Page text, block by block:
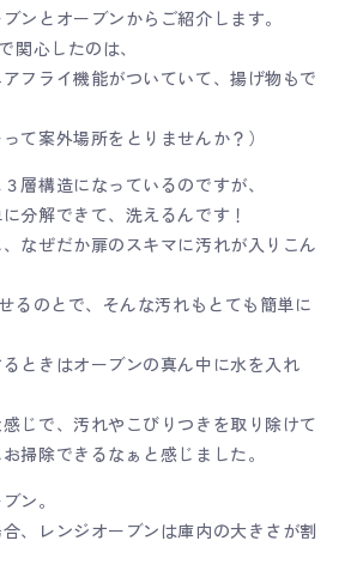
ンとオーブンからご紹介します。
関心したのは、
フライ機能がついていて、揚げ物もで
て案外場所をとりませんか？）
層構造になっているのですが、
分解できて、洗えるんです！
なぜだか扉のスキマに汚れが入りこん
るのとで、そんな汚れもとても簡単に
ときはオーブンの真ん中に水を入れ
じで、汚れやこびりつきを取り除けて
掃除できるなぁと感じました。
ン。
、レンジオーブンは庫内の大きさが割